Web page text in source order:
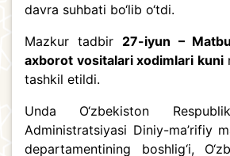
davra suhbati bo‘lib o‘tdi.
Mazkur tadbir 27-iyun –
axborot vositalari xodimlari kuni
tashkil etildi.
Unda O‘zbekiston
Administratsiyasi Diniy-ma’rifiy
departamentining boshlig‘i,